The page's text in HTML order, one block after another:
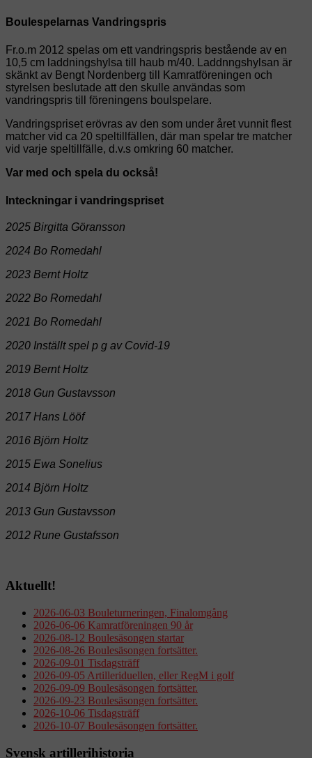
Boulespelarnas Vandringspris
Fr.o.m 2012 spelas om ett vandringspris bestående av en
10,5 cm laddningshylsa till haub m/40. Laddnngshylsan är
skänkt av Bengt Nordenberg till Kamratföreningen och
styrelsen beslutade att den skulle användas som
vandringspris till föreningens boulspelare.
Vandringspriset erövras av den som under året vunnit flest
matcher vid ca 20 speltillfällen, där man spelar tre matcher
vid varje speltillfälle, d.v.s omkring 60 matcher.
Var med och spela du också!
Inteckningar i vandringspriset
2025 Birgitta Göransson
2024 Bo Romedahl
2023 Bernt Holtz
2022 Bo Romedahl
2021 Bo Romedahl
2020 Inställt spel p g av Covid-19
2019 Bernt Holtz
2018 Gun Gustavsson
2017 Hans Lööf
2016 Björn Holtz
2015 Ewa Sonelius
2014 Björn Holtz
2013 Gun Gustavsson
2012 Rune Gustafsson
Aktuellt!
2026-06-03 Bouleturneringen, Finalomgång
2026-06-06 Kamratföreningen 90 år
2026-08-12 Boulesäsongen startar
2026-08-26 Boulesäsongen fortsätter.
2026-09-01 Tisdagsträff
2026-09-05 Artilleriduellen, eller RegM i golf
2026-09-09 Boulesäsongen fortsätter.
2026-09-23 Boulesäsongen fortsätter.
2026-10-06 Tisdagsträff
2026-10-07 Boulesäsongen fortsätter.
Svensk artillerihistoria